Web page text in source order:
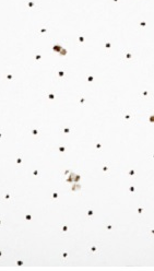
Оплата